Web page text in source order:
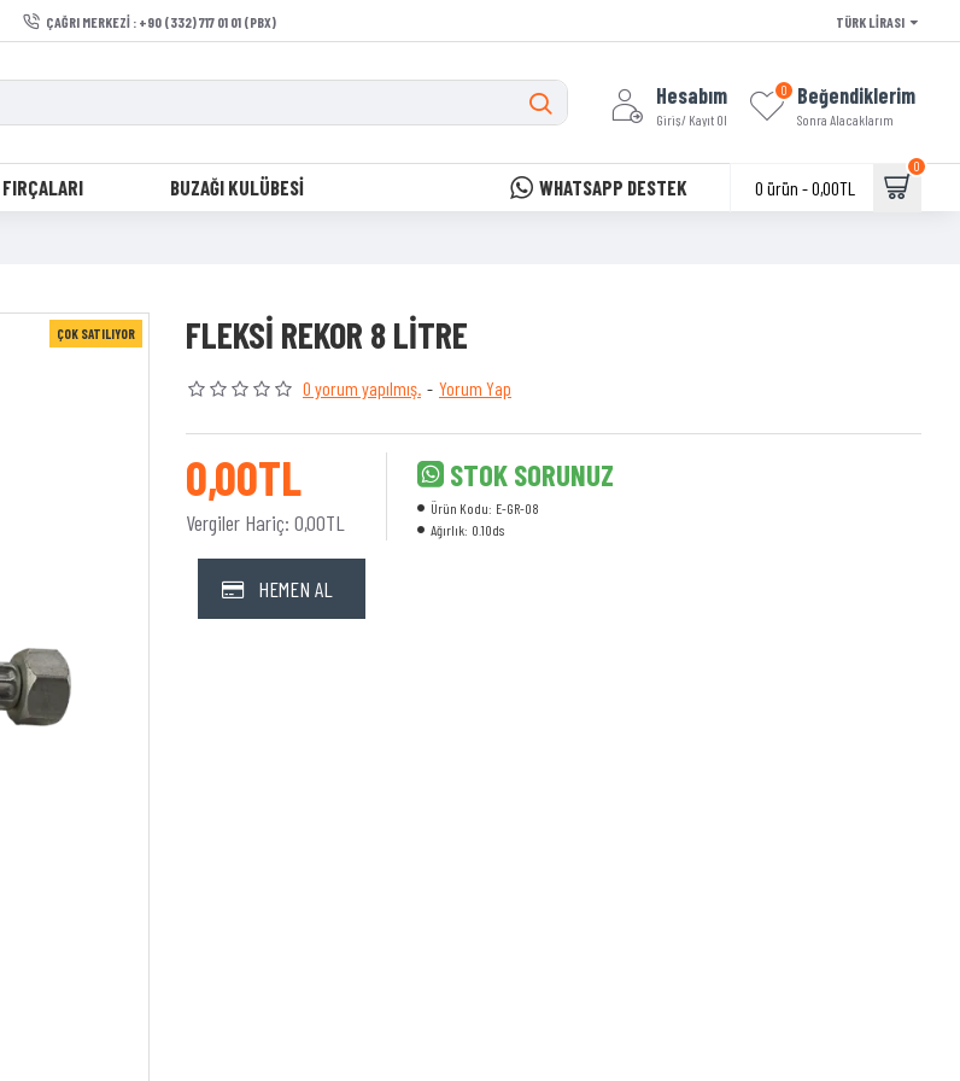
ÇAĞRI MERKEZI : +90 (332) 717 01 01 (PBX) TÜRK LIRASI
Hesabım
Giriş/ Kayıt Ol
Beğendiklerim
Sonra Alacaklarım
0
BUZAĞI KULÜBESI WHATSAPP DESTEK 0 ürün - 0,00TL
0
ÇOK SATILIYOR FLEKSİ REKOR 8 LİTRE
0 yorum yapılmış. - Yorum Yap
0,00TL
Vergiler Hariç: 0,00TL
STOK SORUNUZ
Ürün Kodu: E-GR-08
Ağırlık: 0.10ds
HEMEN AL